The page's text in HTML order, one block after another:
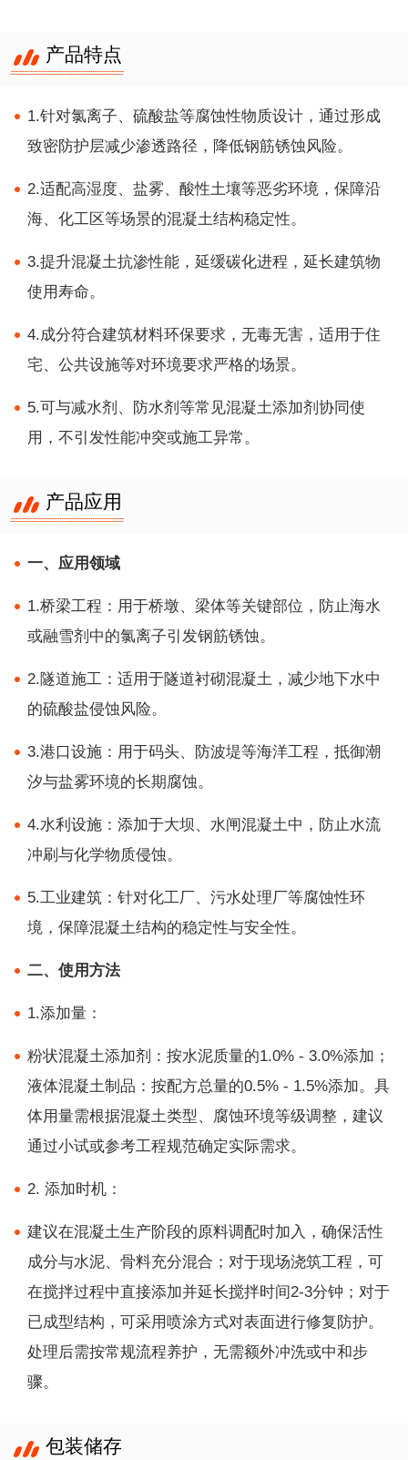
产品特点
1.针对氯离子、硫酸盐等腐蚀性物质设计，通过形成
致密防护层减少渗透路径，降低钢筋锈蚀风险。
2.适配高湿度、盐雾、酸性土壤等恶劣环境，保障沿
海、化工区等场景的混凝土结构稳定性。
3.提升混凝土抗渗性能，延缓碳化进程，延长建筑物
使用寿命。
4.成分符合建筑材料环保要求，无毒无害，适用于住
宅、公共设施等对环境要求严格的场景。
5.可与减水剂、防水剂等常见混凝土添加剂协同使
用，不引发性能冲突或施工异常。
产品应用
一、应用领域
1.桥梁工程：用于桥墩、梁体等关键部位，防止海水
或融雪剂中的氯离子引发钢筋锈蚀。
2.隧道施工：适用于隧道衬砌混凝土，减少地下水中
的硫酸盐侵蚀风险。
3.港口设施：用于码头、防波堤等海洋工程，抵御潮
汐与盐雾环境的长期腐蚀。
4.水利设施：添加于大坝、水闸混凝土中，防止水流
冲刷与化学物质侵蚀。
5.工业建筑：针对化工厂、污水处理厂等腐蚀性环
境，保障混凝土结构的稳定性与安全性。
二、使用方法
1.添加量：
粉状混凝土添加剂：按水泥质量的1.0% - 3.0%添加；
液体混凝土制品：按配方总量的0.5% - 1.5%添加。具
体用量需根据混凝土类型、腐蚀环境等级调整，建议
通过小试或参考工程规范确定实际需求。
2. 添加时机：
建议在混凝土生产阶段的原料调配时加入，确保活性
成分与水泥、骨料充分混合；对于现场浇筑工程，可
在搅拌过程中直接添加并延长搅拌时间2-3分钟；对于
已成型结构，可采用喷涂方式对表面进行修复防护。
处理后需按常规流程养护，无需额外冲洗或中和步
骤。
包装储存